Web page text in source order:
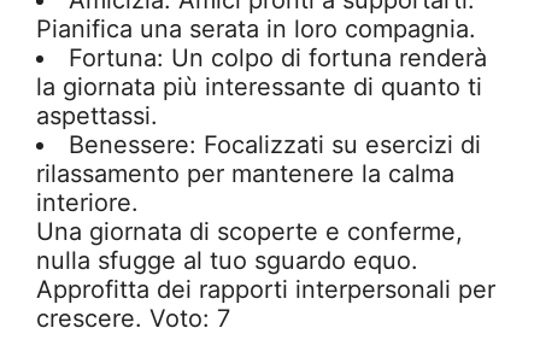
Pianifica una serata in loro compagnia.
Fortuna: Un colpo di fortuna renderà
la giornata più interessante di quanto ti
aspettassi.
Benessere: Focalizzati su esercizi di
rilassamento per mantenere la calma
interiore.
Una giornata di scoperte e conferme,
nulla sfugge al tuo sguardo equo.
Approfitta dei rapporti interpersonali per
crescere. Voto: 7